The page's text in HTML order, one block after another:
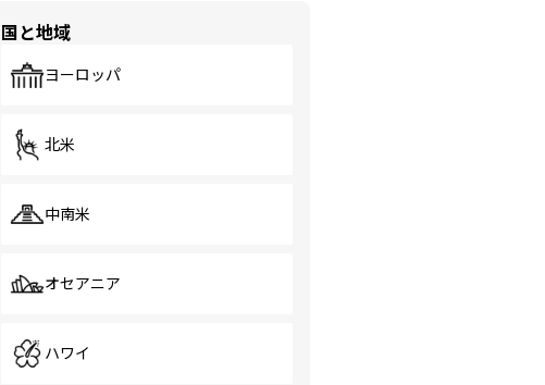
国と地域
ヨーロッパ
北米
中南米
オセアニア
ハワイ